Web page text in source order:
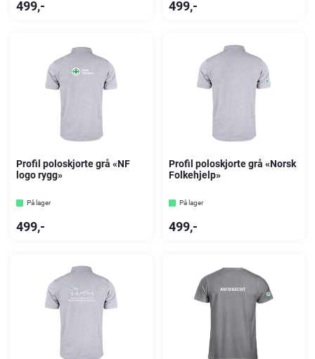
499,- 499,-
Profil poloskjorte grå «NF
logo rygg»
På lager
499,-
Profil poloskjorte grå «Norsk
Folkehjelp»
På lager
499,-